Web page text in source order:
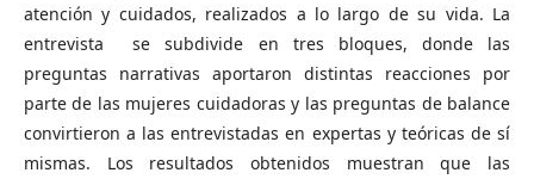
atención y cuidados, realizados a lo largo de su vida. La
entrevista se subdivide en tres bloques, donde las
preguntas narrativas aportaron distintas reacciones por
parte de las mujeres cuidadoras y las preguntas de balance
convirtieron a las entrevistadas en expertas y teóricas de sí
mismas. Los resultados obtenidos muestran que las